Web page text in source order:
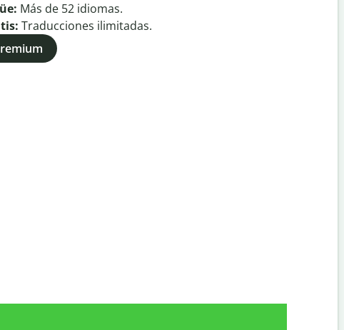
Más de 52 idiomas.
Traducciones ilimitadas.